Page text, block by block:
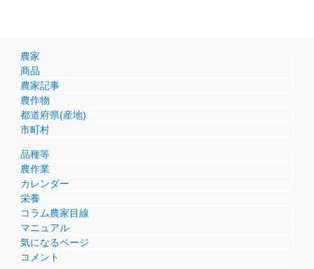
農家
商品
農家記事
農作物
都道府県(産地)
市町村
品種等
農作業
カレンダー
栄養
コラム農家目線
マニュアル
気になるページ
コメント